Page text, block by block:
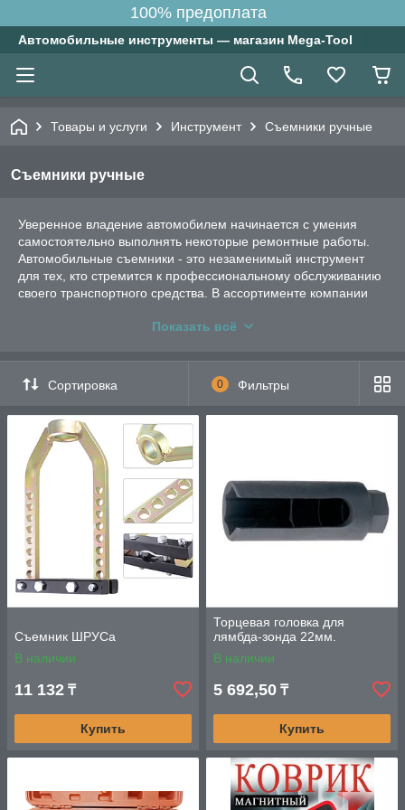
100% предоплата
Автомобильные инструменты — магазин Mega-Tool
Товары и услуги Инструмент Съемники ручные
Съемники ручные
Уверенное владение автомобилем начинается с умения
самостоятельно выполнять некоторые ремонтные работы.
Автомобильные съемники - это незаменимый инструмент
для тех, кто стремится к профессиональному обслуживанию
своего транспортного средства. В ассортименте компании
позволяющих выполнять различные виды работ без
автомобиля можно купить у нас
Наша продукция включает в себя инструменты для
различных целей, в том числе:
Съемники ШРУСа: Обеспечивают быстрое и
безопасное извлечение шрусов из полуоси, что
позволяет осуществлять замену или ремонт без
повреждения деталей.
Съемники сальников: Идеально подходят для
замены или ремонта сальников без риска повреждения
окружающих деталей.
Съемники подшипников генератора: Позволяют
легко извлекать подшипники генератора, обеспечивая
точную и безопасную работу.
Набор съемников стопорных колец: Эффективно
качественное выполнение ремонтных работ.
Съемники масляного фильтра: Позволяют быстро и
легко снимать масляные фильтры, делая замену
Каждый из этих инструментов разработан с учетом высоких
стандартов качества и безопасности, что гарантирует
Показать всё
Сортировка 0 Фильтры
Съемник ШРУСа
В наличии
11 132 ₸
Купить
Торцевая головка для
лямбда-зонда 22мм.
В наличии
5 692,50 ₸
Купить